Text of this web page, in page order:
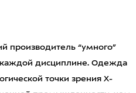
производитель “умного”
дисциплине. Одежда
точки зрения X-